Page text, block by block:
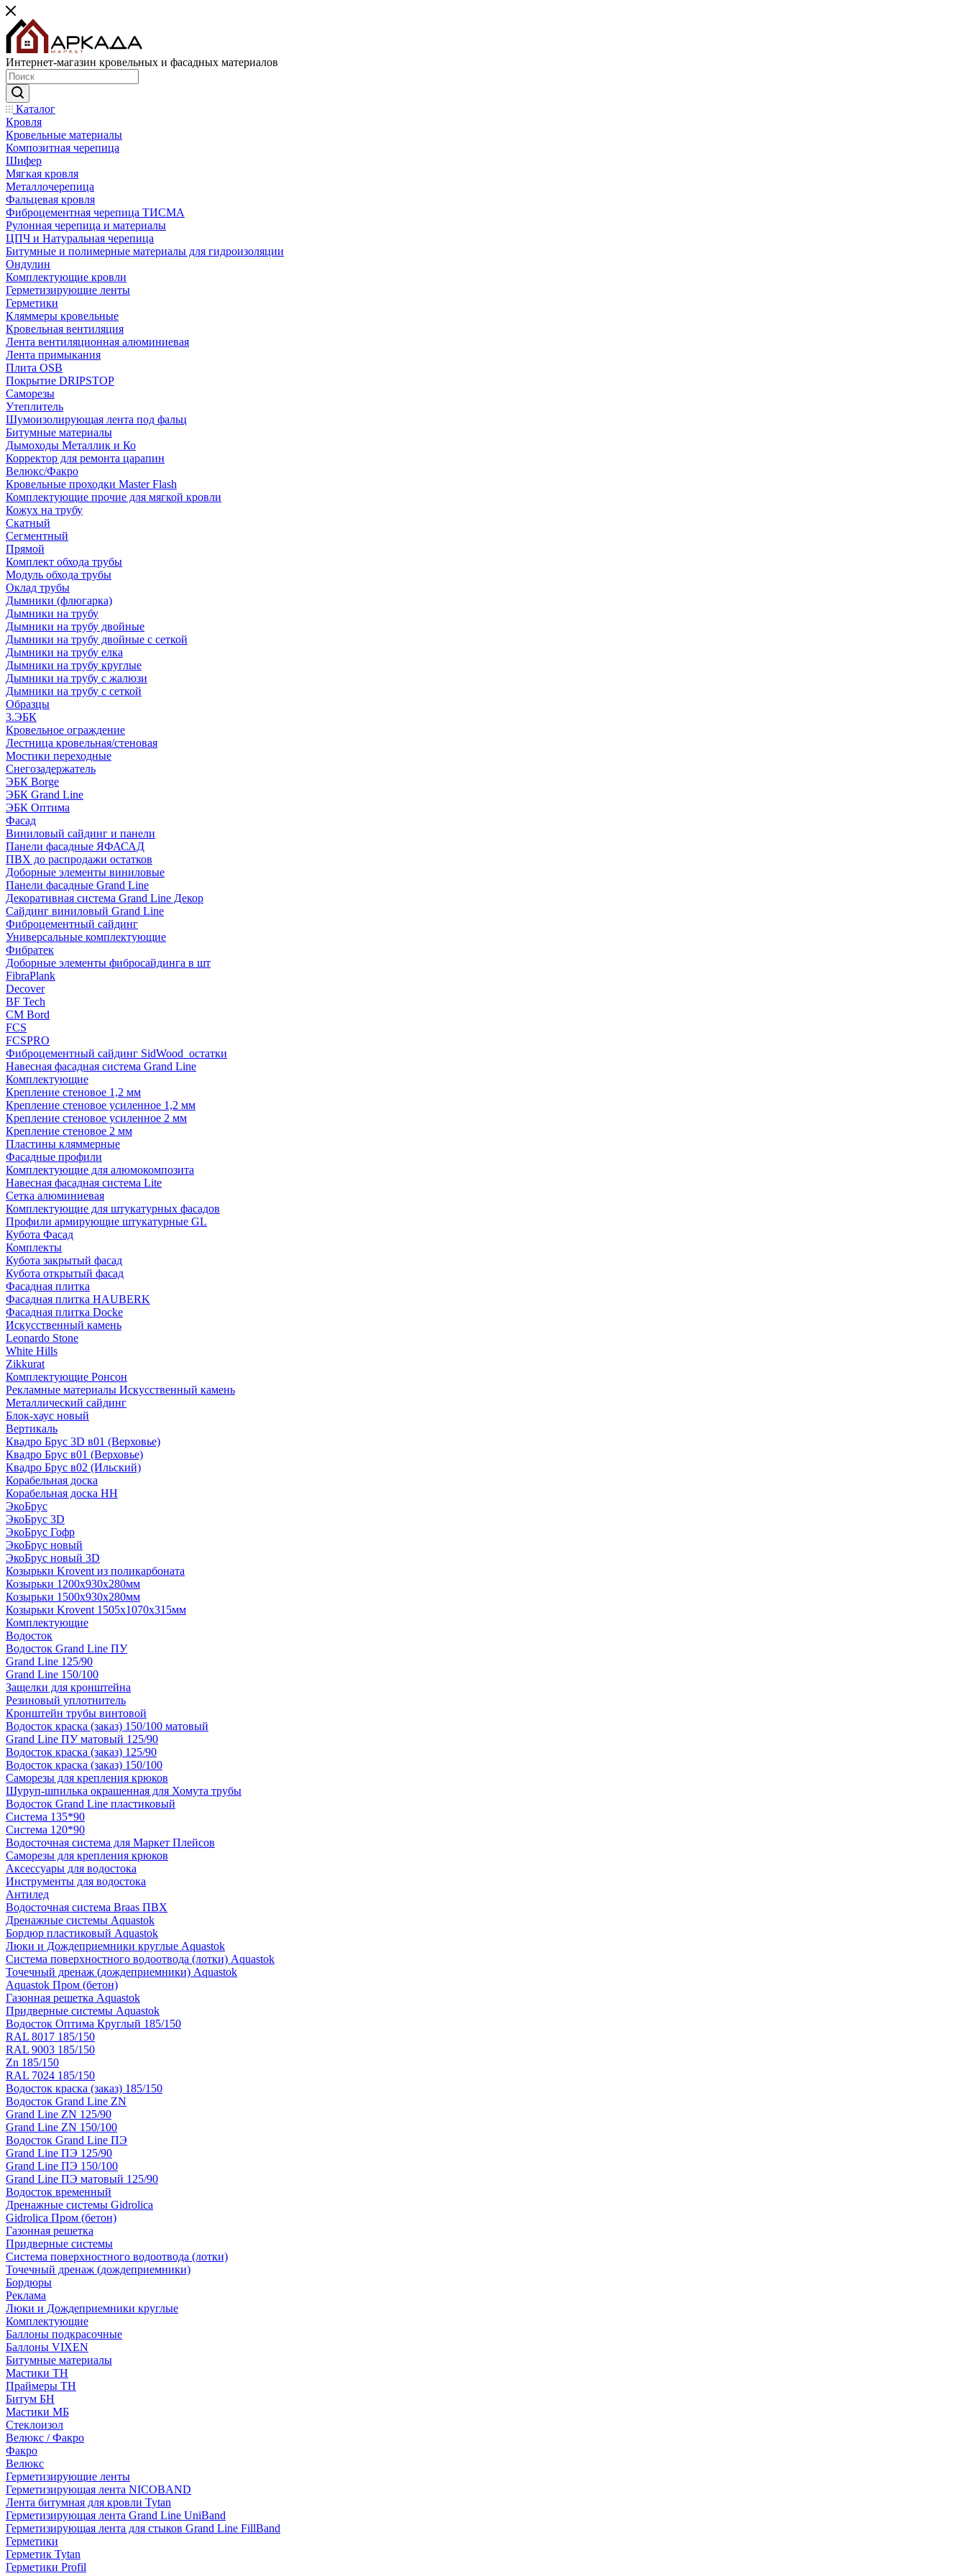
Интернет-магазин кровельных и фасадных материалов
Каталог
Кровля
Кровельные материалы
Композитная черепица
Шифер
Мягкая кровля
Металлочерепица
Фальцевая кровля
Фиброцементная черепица ТИСМА
Рулонная черепица и материалы
ЦПЧ и Натуральная черепица
Битумные и полимерные материалы для гидроизоляции
Ондулин
Комплектующие кровли
Герметизирующие ленты
Герметики
Кляммеры кровельные
Кровельная вентиляция
Лента вентиляционная алюминиевая
Лента примыкания
Плита OSB
Покрытие DRIPSTOP
Саморезы
Утеплитель
Шумоизолирующая лента под фальц
Битумные материалы
Дымоходы Металлик и Ко
Корректор для ремонта царапин
Велюкс/Факро
Кровельные проходки Master Flash
Комплектующие прочие для мягкой кровли
Кожух на трубу
Скатный
Сегментный
Прямой
Комплект обхода трубы
Модуль обхода трубы
Оклад трубы
Дымники (флюгарка)
Дымники на трубу
Дымники на трубу двoйные
Дымники на трубу двoйные с сеткой
Дымники на трубу елка
Дымники на трубу круглые
Дымники на трубу с жалюзи
Дымники на трубу с сеткой
Образцы
3.ЭБК
Кровельное ограждение
Лестница кровельная/стеновая
Мостики переходные
Снегозадержатель
ЭБК Borge
ЭБК Grand Line
ЭБК Оптима
Фасад
Виниловый сайдинг и панели
Панели фасадные ЯФАСАД
ПВХ до распродажи остатков
Доборные элементы виниловые
Панели фасадные Grand Line
Декоративная система Grand Line Декор
Сайдинг виниловый Grand Line
Фиброцементный сайдинг
Универсальные комплектующие
Фибратек
Доборные элементы фибросайдинга в шт
FibraPlank
Decover
BF Tech
CM Bord
FCS
FCSPRO
Фиброцементный сайдинг SidWood_остатки
Навесная фасадная система Grand Line
Комплектующие
Крепление стеновое 1,2 мм
Крепление стеновое усиленное 1,2 мм
Крепление стеновое усиленное 2 мм
Крепление стеновое 2 мм
Пластины кляммерные
Фасадные профили
Комплектующие для алюмокомпозита
Навесная фасадная система Lite
Сетка алюминиевая
Комплектующие для штукатурных фасадов
Профили армирующие штукатурные GL
Кубота Фасад
Комплекты
Кубота закрытый фасад
Кубота открытый фасад
Фасадная плитка
Фасадная плитка HAUBERK
Фасадная плитка Docke
Искусственный камень
Leonardo Stone
White Hills
Zikkurat
Комплектующие Ронсон
Рекламные материалы Искусственный камень
Металлический сайдинг
Блок-хаус новый
Вертикаль
Квадро Брус 3D в01 (Верховье)
Квадро Брус в01 (Верховье)
Квадро Брус в02 (Ильский)
Корабельная доска
Корабельная доска НН
ЭкоБрус
ЭкоБрус 3D
ЭкоБрус Гофр
ЭкоБрус новый
ЭкоБрус новый 3D
Козырьки Krovent из поликарбоната
Козырьки 1200х930х280мм
Козырьки 1500х930х280мм
Козырьки Krovent 1505х1070х315мм
Комплектующие
Водосток
Водосток Grand Line ПУ
Grand Line 125/90
Grand Line 150/100
Защелки для кронштейна
Резиновый уплотнитель
Кронштейн трубы винтовой
Водосток краска (заказ) 150/100 матовый
Grand Line ПУ матовый 125/90
Водосток краска (заказ) 125/90
Водосток краска (заказ) 150/100
Саморезы для крепления крюков
Шуруп-шпилька окрашенная для Хомута трубы
Водосток Grand Line пластиковый
Система 135*90
Система 120*90
Водосточная система для Маркет Плейсов
Саморезы для крепления крюков
Аксессуары для водостока
Инструменты для водостока
Антилед
Водосточная система Braas ПВХ
Дренажные системы Aquastok
Бордюр пластиковый Aquastok
Люки и Дождеприемники круглые Aquastok
Система поверхностного водоотвода (лотки) Aquastok
Точечный дренаж (дождеприемники) Aquastok
Aquastok Пром (бетон)
Газонная решетка Aquastok
Придверные системы Aquastok
Водосток Оптима Круглый 185/150
RAL 8017 185/150
RAL 9003 185/150
Zn 185/150
RAL 7024 185/150
Водосток краска (заказ) 185/150
Водосток Grand Line ZN
Grand Line ZN 125/90
Grand Line ZN 150/100
Водосток Grand Line ПЭ
Grand Line ПЭ 125/90
Grand Line ПЭ 150/100
Grand Line ПЭ матовый 125/90
Водосток временный
Дренажные системы Gidrolica
Gidrolica Пром (бетон)
Газонная решетка
Придверные системы
Система поверхностного водоотвода (лотки)
Точечный дренаж (дождеприемники)
Бордюры
Рекламa
Люки и Дождеприемники круглые
Комплектующие
Баллоны подкрасочные
Баллоны VIXEN
Битумные материалы
Мастики ТН
Праймеры ТН
Битум БН
Мастики МБ
Стеклоизол
Велюкс / Факро
Факро
Велюкс
Герметизирующие ленты
Герметизирующая лента NICOBAND
Лента битумная для кровли Tytan
Герметизирующая лента Grand Line UniBand
Герметизирующая лента для стыков Grand Line FillBand
Герметики
Герметик Tytan
Герметики Profil